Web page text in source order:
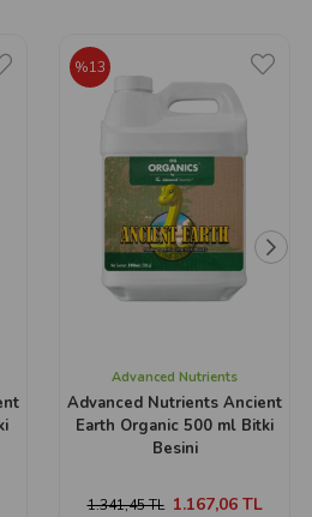
Advanced Nutrients
Advanced Nutrients Ancient
Earth Organic 500 ml Bitki
Besini
1.167,06 TL
1.341,45 TL
%13